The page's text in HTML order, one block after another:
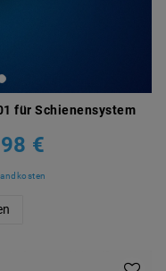
für Schienensystem
€